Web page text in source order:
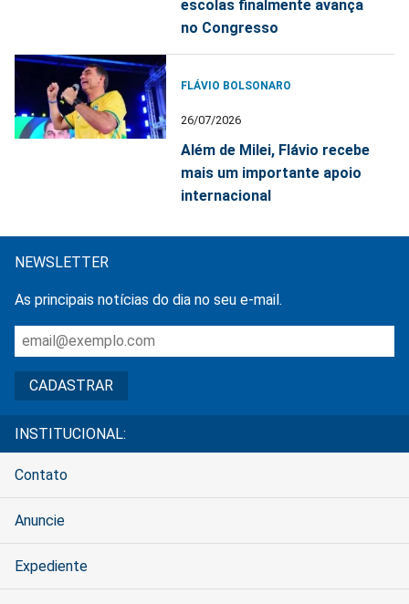
escolas finalmente avança
no Congresso
FLÁVIO BOLSONARO
26/07/2026
Além de Milei, Flávio recebe
mais um importante apoio
internacional
NEWSLETTER
As principais notícias do dia no seu e-mail.
INSTITUCIONAL:
Contato
Anuncie
Expediente